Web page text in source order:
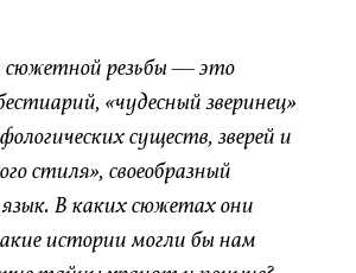
сюжетной резьбы — это
«чудесный зверинец»
существ, зверей и
стиля», своеобразный
В каких сюжетах они
истории могли бы нам